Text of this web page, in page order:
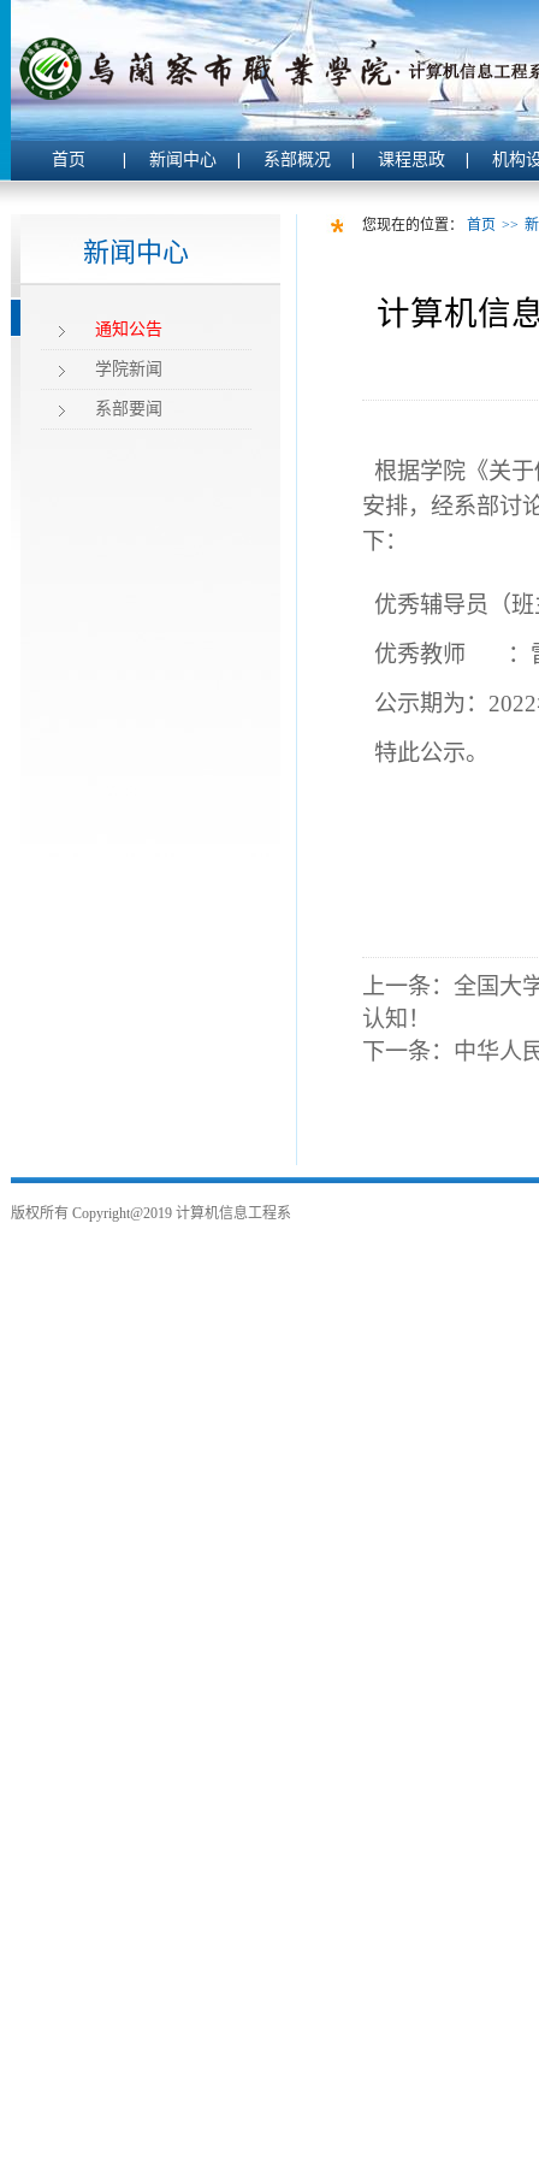
首页 新闻中心 系部概况 课程思政 机构
新闻中心
通知公告
学院新闻
系部要闻
您现在的位置： 首页 >>
计算机信
根据学院《关
安排，经系部讨
下：
优秀辅导员（
优秀教师 ：
公示期为：
特此公示。
上一条： 全国大
认知！
下一条： 中华人
版权所有 Copyright@2019 计算机信息工程系